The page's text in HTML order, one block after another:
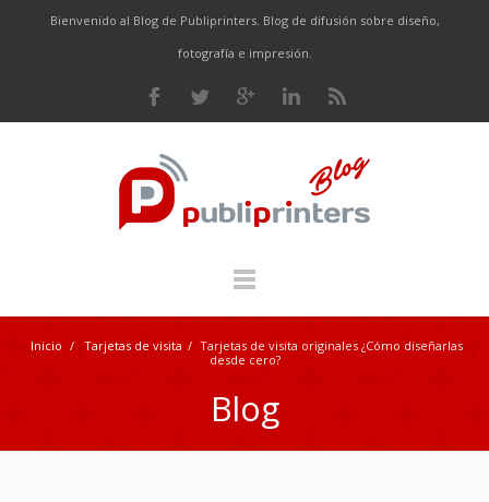
Bienvenido al Blog de Publiprinters. Blog de difusión sobre diseño,
fotografía e impresión.
Inicio / Tarjetas de visita / Tarjetas de visita originales ¿Cómo diseñarlas
desde cero?
Blog